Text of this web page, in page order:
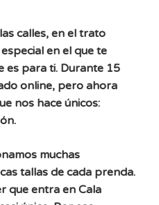
calles, en el trato
en el que te
es para ti. Durante 15
online, pero ahora
nos hace únicos:
muchas
tallas de cada prenda.
que entra en Cala